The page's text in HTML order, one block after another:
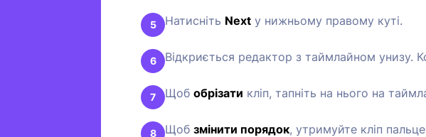
Натисніть Next у нижньому правому куті.
Відкриється редактор з таймлайном унизу.
Щоб обрізати кліп, тапніть на нього на
Щоб змінити порядок, утримуйте кліп